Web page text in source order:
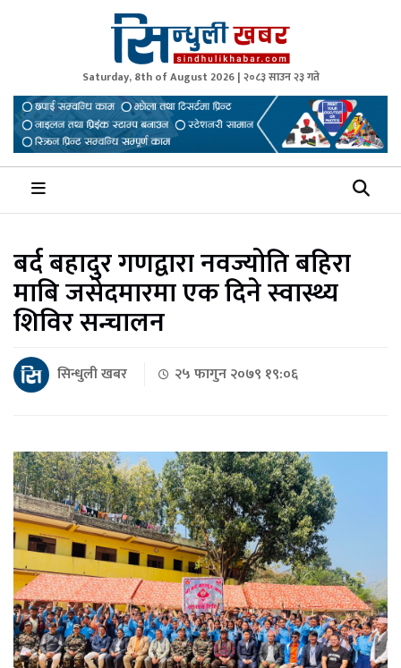
Sindhuli Khabar
News from Sindhuli Nepal
Saturday, 8th of August 2026 | २०८३ साउन २३ गते
बर्द बहादुर गणद्वारा नवज्योति बहिरा
माबि जसेदमारमा एक दिने स्वास्थ्य
शिविर सन्चालन
सिन्धुली खबर २५ फागुन २०७९ १९:०६